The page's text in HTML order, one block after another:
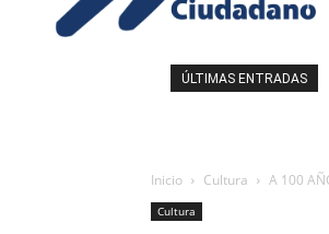
ÚLTIMAS ENTRADAS
Inicio Cultura A 100
Cultura